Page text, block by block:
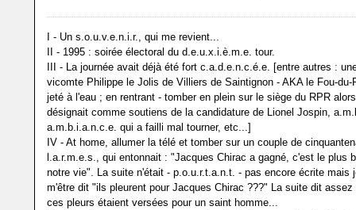
I - Un s.o.u.v.e.n.i.r., qui me revient...
II - 1995 : soirée électoral du d.e.u.x.i.è.m.e. tour.
III - La journée avait déjà été fort c.a.d.e.n.c.é.e. [entre autres :
vicomte Philippe le Jolis de Villiers de Saintignon - AKA le Fou-du-
jeté à l'eau ; en rentrant - tomber en plein sur le siège du RPR
désignait comme soutiens de la candidature de Lionel Jospin,
a.m.b.i.a.n.c.e. qui a failli mal tourner, etc...]
IV - At home, allumer la télé et tomber sur un couple de
l.a.r.m.e.s., qui entonnait : "Jacques Chirac a gagné, c'est le plus
notre vie". La suite n'était - p.o.u.r.t.a.n.t. - pas encore écrite mais
m'être dit "ils pleurent pour Jacques Chirac ???" La suite dit assez
ces pleurs étaient versées pour un saint homme...